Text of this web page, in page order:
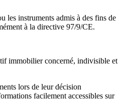
les instruments admis à des fins de
à la directive 97/9/CE.
immobilier concerné, indivisible et
lors de leur décision
facilement accessibles sur